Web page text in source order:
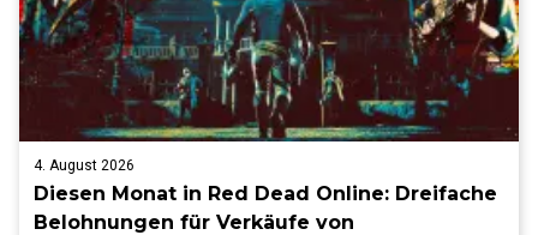
4. August 2026
Diesen Monat in Red Dead Online: Dreifache
Belohnungen für Verkäufe von